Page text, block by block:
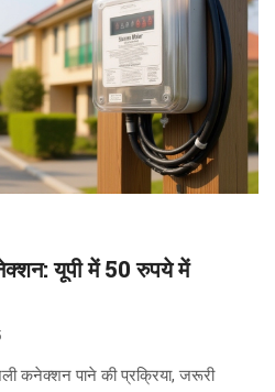
यूपी में 50 रुपये में
कनेक्शन पाने की प्रक्रिया, जरूरी